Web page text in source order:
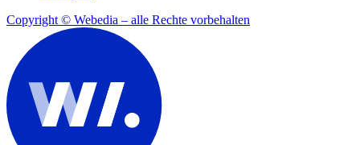
Copyright © Webedia – alle Rechte vorbehalten